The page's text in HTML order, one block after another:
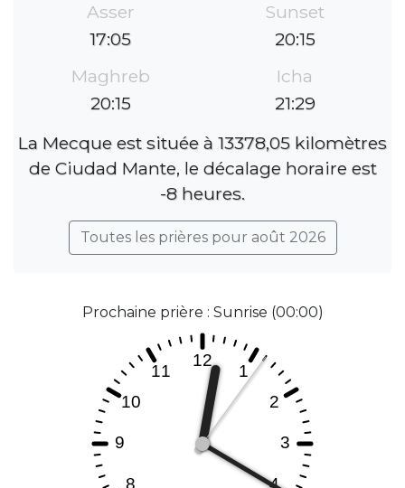
Asser
17:05
Sunset
20:15
Maghreb
20:15
Icha
21:29
La Mecque est située à 13378,05 kilomètres
de Ciudad Mante, le décalage horaire est
-8 heures.
Toutes les prières pour août 2026
Prochaine prière : Sunrise (00:00)